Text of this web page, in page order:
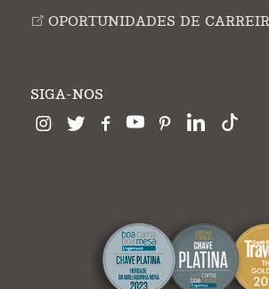
OPORTUNIDADES DE
SIGA-NOS